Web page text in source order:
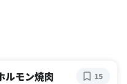
ルモン焼肉
15